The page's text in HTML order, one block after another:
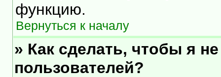
функцию.
Вернуться к началу
» Как сделать, чтобы я
пользователей?